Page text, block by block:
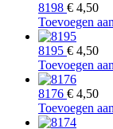
8198 € 4,50
Toevoegen
8195 € 4,50
Toevoegen
8176 € 4,50
Toevoegen